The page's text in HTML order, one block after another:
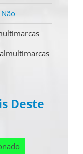
Não
Deste